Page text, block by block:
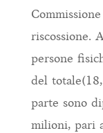
riscossione.
persone
del
parte sono
milioni, pari